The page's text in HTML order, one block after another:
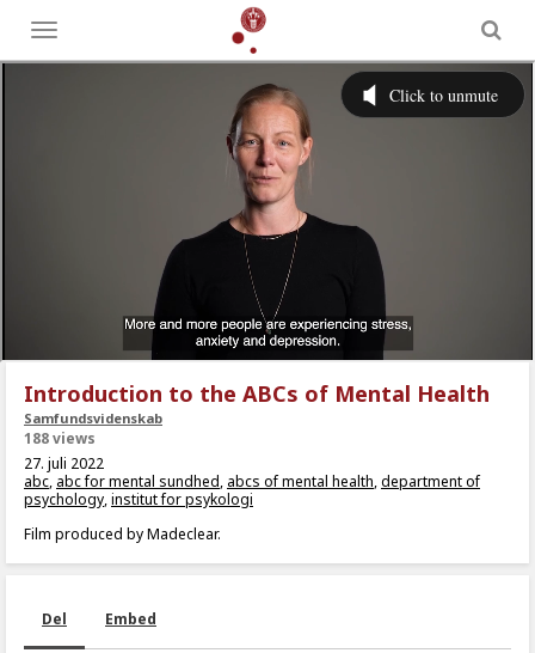
Toggle
menu
Introduction to the ABCs of Mental Health
Samfundsvidenskab
188 views
27. juli 2022
abc, abc for mental sundhed, abcs of mental health,department of
psychology,institut for psykologi
Film produced by Madeclear.
Del Embed